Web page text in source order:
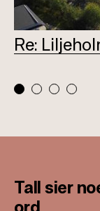
Re:
Tall sier